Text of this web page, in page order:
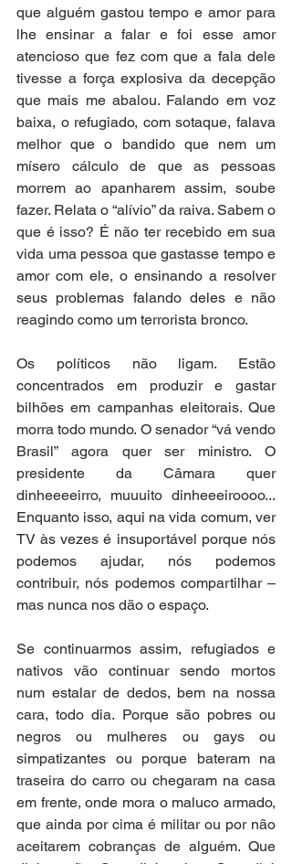
que alguém gastou tempo e amor para
lhe ensinar a falar e foi esse amor
atencioso que fez com que a fala dele
tivesse a força explosiva da decepção
que mais me abalou. Falando em voz
baixa, o refugiado, com sotaque, falava
melhor que o bandido que nem um
mísero cálculo de que as pessoas
morrem ao apanharem assim, soube
fazer. Relata o “alívio” da raiva. Sabem o
que é isso? É não ter recebido em sua
vida uma pessoa que gastasse tempo e
amor com ele, o ensinando a resolver
seus problemas falando deles e não
reagindo como um terrorista bronco.
Os políticos não ligam. Estão
concentrados em produzir e gastar
bilhões em campanhas eleitorais. Que
morra todo mundo. O senador “vá vendo
Brasil” agora quer ser ministro. O
presidente da Câmara quer
dinheeeeirro, muuuito dinheeeiroooo...
Enquanto isso, aqui na vida comum, ver
TV às vezes é insuportável porque nós
podemos ajudar, nós podemos
contribuir, nós podemos compartilhar –
mas nunca nos dão o espaço.
Se continuarmos assim, refugiados e
nativos vão continuar sendo mortos
num estalar de dedos, bem na nossa
cara, todo dia. Porque são pobres ou
negros ou mulheres ou gays ou
simpatizantes ou porque bateram na
traseira do carro ou chegaram na casa
em frente, onde mora o maluco armado,
que ainda por cima é militar ou por não
aceitarem cobranças de alguém. Que